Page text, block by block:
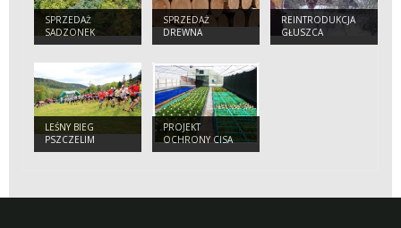
SPRZEDAŻ
SADZONEK
SPRZEDAŻ
DREWNA
REINTRODUKCJA
GŁUSZCA
LEŚNY BIEG
PSZCZELIM
SZLAKIEM
PROJEKT
OCHRONY CISA